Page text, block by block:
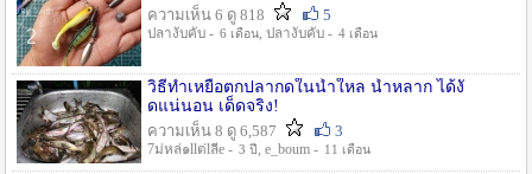
ความเห็น 6 ดู 818
5
ปลางับคับ - 6 เดือน, ปลางับคับ - 4 เดือน
วิธีทำเหยื่อตกปลากดในน้ำใหล น้ำหลาก ได้งั
ดแน่นอน เด็ดจริง!
ความเห็น 8 ดู 6,587
3
7ม่หล่๑llต่lลีe - 3 ปี , e_boum - 11 เดือน